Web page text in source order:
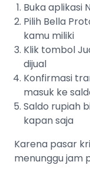
Buka aplikasi
Pilih Bella
kamu miliki
Klik tombol
dijual
Konfirmasi
masuk ke
Saldo rupiah
kapan saja
Karena pasar
menunggu jam